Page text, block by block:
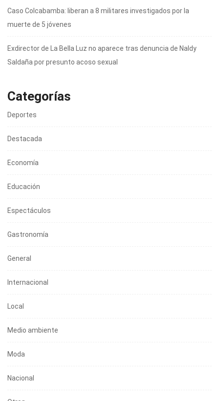
Caso Colcabamba: liberan a 8 militares investigados por la
muerte de 5 jóvenes
Exdirector de La Bella Luz no aparece tras denuncia de Naldy
Saldaña por presunto acoso sexual
Categorías
Deportes
Destacada
Economía
Educación
Espectáculos
Gastronomía
General
Internacional
Local
Medio ambiente
Moda
Nacional